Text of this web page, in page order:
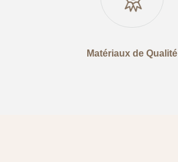
Matériaux de Qualité